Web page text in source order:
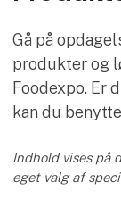
Gå på
produkter og
Foodexpo. Er
kan du
Indhold vises på
eget valg af